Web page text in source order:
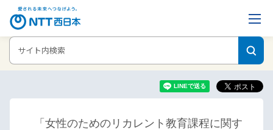
ホーム ニュースリリース
「女性のためのリカレント教育課程に関する
連携協定」について
「女性のためのリカレント教育課程に関す